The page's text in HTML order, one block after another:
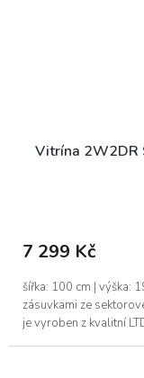
Vitrína 2W2DR
7 299 Kč
šířka: 100 cm | výška:
zásuvkami ze
je vyroben z kvalitní